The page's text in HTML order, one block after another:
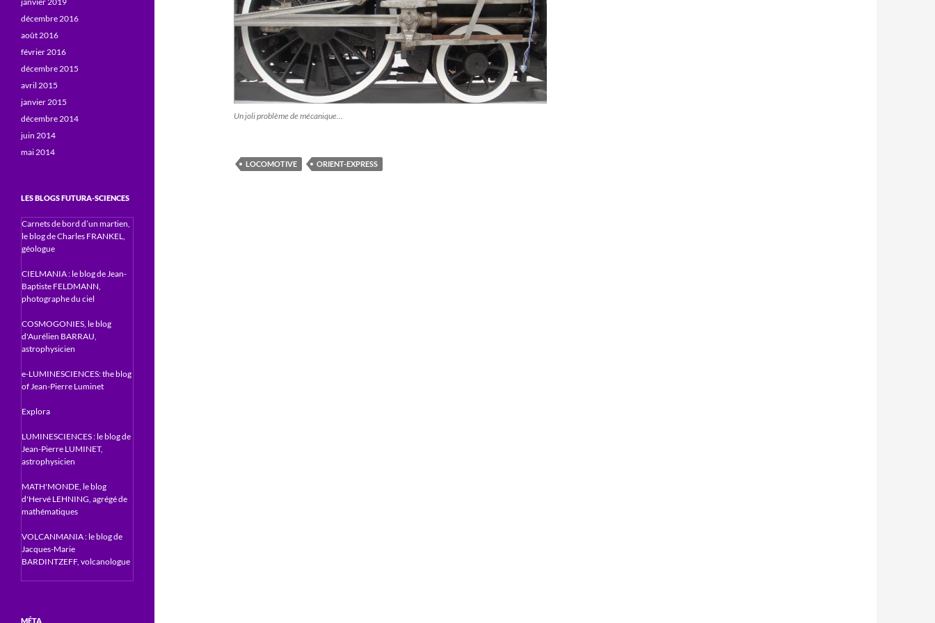
Un joli problème de mécanique…
LOCOMOTIVE ORIENT-EXPRESS
décembre 2016
août 2016
février 2016
décembre 2015
avril 2015
janvier 2015
décembre 2014
juin 2014
mai 2014
LES BLOGS FUTURA-SCIENCES
Carnets de bord d’un martien,
le blog de Charles FRANKEL,
géologue
CIELMANIA : le blog de Jean-
Baptiste FELDMANN,
photographe du ciel
COSMOGONIES, le blog
d'Aurélien BARRAU,
astrophysicien
e-LUMINESCIENCES: the blog
of Jean-Pierre Luminet
Explora
LUMINESCIENCES : le blog de
Jean-Pierre LUMINET,
astrophysicien
MATH'MONDE, le blog
d'Hervé LEHNING, agrégé de
mathématiques
VOLCANMANIA : le blog de
Jacques-Marie
BARDINTZEFF, volcanologue
MÉTA